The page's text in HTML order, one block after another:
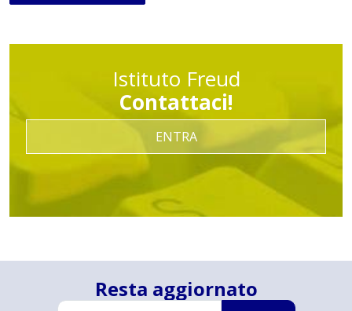
Istituto Freud
Contattaci!
ENTRA
Resta aggiornato